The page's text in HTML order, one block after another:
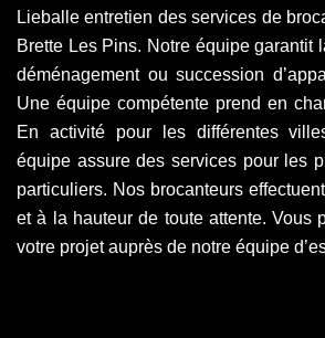
Lieballe entretien des services de
Brette Les Pins. Notre équipe garantit
déménagement ou succession
Une équipe compétente prend en
En activité pour les différentes
équipe assure des services pour les
particuliers. Nos brocanteurs
et à la hauteur de toute attente. Vous
votre projet auprès de notre équipe